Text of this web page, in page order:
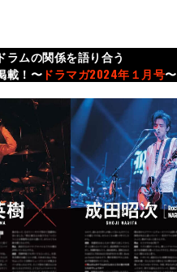
ラムの関係を語り合う
載！〜 ドラマガ2024年１月号〜